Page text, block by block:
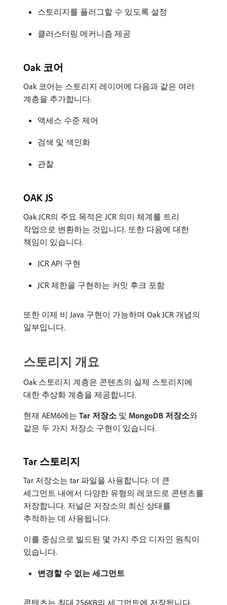
스토리지를 플러그할 수 있도록 설정
클러스터링 메커니즘 제공
Oak 코어
Oak 코어는 스토리지 레이어에 다음과 같은 여러
계층을 추가합니다.
액세스 수준 제어
검색 및 색인화
관찰
OAK JS
Oak JCR의 주요 목적은 JCR 의미 체계를 트리
작업으로 변환하는 것입니다. 또한 다음에 대한
책임이 있습니다.
JCR API 구현
JCR 제한을 구현하는 커밋 후크 포함
또한 이제 비 Java 구현이 가능하며 Oak JCR 개념의
일부입니다.
스토리지 개요
Oak 스토리지 계층은 콘텐츠의 실제 스토리지에
대한 추상화 계층을 제공합니다.
현재 AEM6에는 Tar 저장소 및 MongoDB 저장소​와
같은 두 가지 저장소 구현이 있습니다.
Tar 스토리지
Tar 저장소는 tar 파일을 사용합니다. 더 큰
세그먼트 내에서 다양한 유형의 레코드로 콘텐츠를
저장합니다. 저널은 저장소의 최신 상태를
추적하는 데 사용됩니다.
이를 중심으로 빌드된 몇 가지 주요 디자인 원칙이
있습니다.
변경할 수 없는 세그먼트
콘텐츠는 최대 256KB의 세그먼트에 저장됩니다.